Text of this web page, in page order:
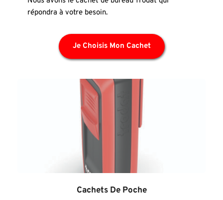
répondra à votre besoin.
Je Choisis Mon Cachet
Cachets De Poche